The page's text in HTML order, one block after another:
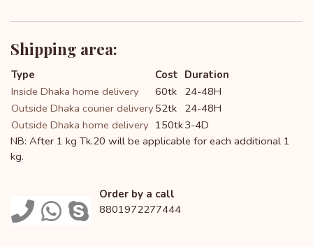
Shipping area:
Type Cost Duration
Inside Dhaka home delivery
60tk 24-48H
Outside Dhaka courier delivery52tk 24-48H
Outside Dhaka home delivery 150tk3-4D
NB: After 1 kg Tk.20 will be applicable for each additional 1
kg.
Order by a call
8801972277444